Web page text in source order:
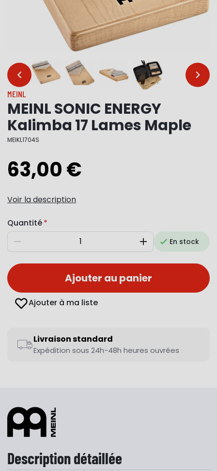
… …
MEINL
MEINL SONIC ENERGY
Kalimba 17 Lames Maple
MEIKL1704S
63,00 €
Voir la description
Quantité
Diminuer AugmenterEn stock
Ajouter au panier
Ajouter à ma liste
Livraison standard
Expédition sous 24h-48h heures ouvrées
Description détaillée